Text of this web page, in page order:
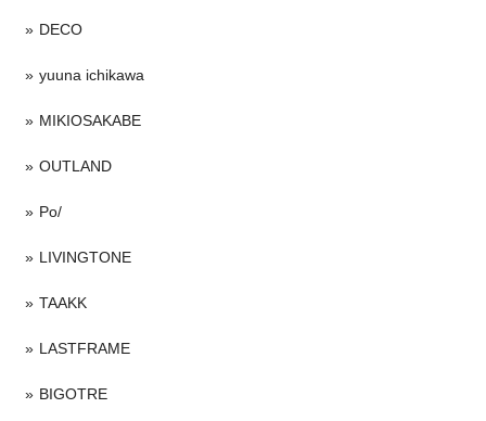
DECO
yuuna ichikawa
MIKIOSAKABE
OUTLAND
Po/
LIVINGTONE
TAAKK
LASTFRAME
BIGOTRE